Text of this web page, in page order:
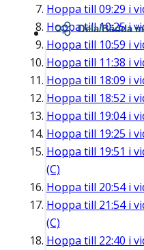
Hoppa till 09:29 i
Hoppa till10:25i
Hoppa till 10:59 i
Hoppa till 11:38 i
Hoppa till 18:09 i
Hoppa till 18:52 i
Hoppa till 19:04i
Hoppa till 19:25 i
Hoppa till 19:51 i
(C)
Hoppa till 20:54i
Hoppa till 21:54i
(C)
Hoppa till 22:40 i
Dela/Bädda in